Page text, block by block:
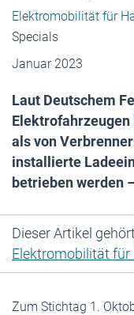
Elektromobilität für
Specials
Januar 2023
Laut Deutschem
als von
installierte
betrieben werden
Dieser Artikel
Elektromobilität
Zum Stichtag 1.